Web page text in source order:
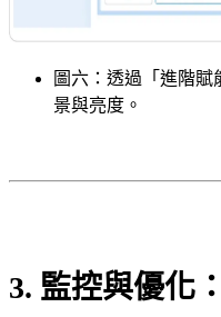
圖六：透過「進階
景與亮度。
3. 監控與優化